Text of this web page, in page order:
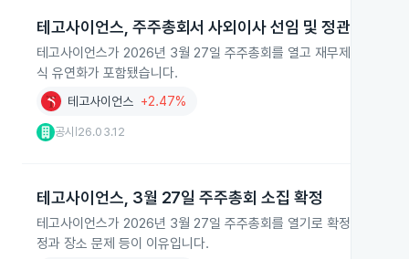
테고사이언스, 주주총회서 사외이사 선임 및 정관 변경 논
테고사이언스가 2026년 3월 27일 주주총회를 열고 재무제표 승인
식 유연화가 포함됐습니다.
테고사이언스 +2.47%
공시 26.03.12
테고사이언스, 3월 27일 주주총회 소집 확정
테고사이언스가 2026년 3월 27일 주주총회를 열기로 확정하고, 소
정과 장소 문제 등이 이유입니다.